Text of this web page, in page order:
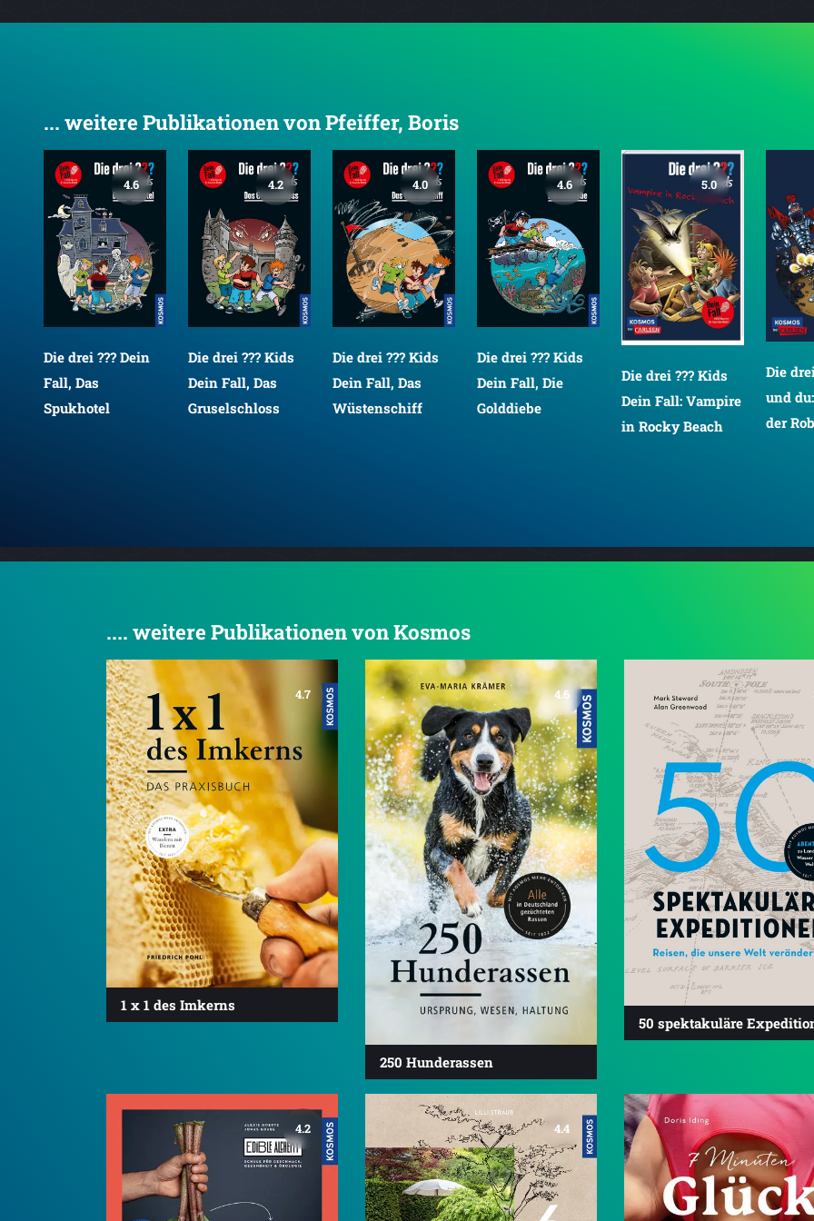
... weitere Publikationen von Pfeiffer, Boris
4.6
Die drei ??? Dein
Fall, Das
Spukhotel
4.2
Die drei ??? Kids
Dein Fall, Das
Gruselschloss
4.0
Die drei ??? Kids
Dein Fall, Das
Wüstenschiff
4.6
Die drei ??? Kids
Dein Fall, Die
Golddiebe
5.0
Die drei ??? Kids
Dein Fall: Vampire
in Rocky Beach
Die
und
der
.... weitere Publikationen von Kosmos
4.7
1 x 1 des Imkerns
4.6
250 Hunderassen
50 spektakuläre
4.2 4.4